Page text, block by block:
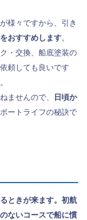
様々ですから、引き
おすすめします。
・交換、船底塗装の
頼しても良いです
ませんので、
日頃か
ートライフの秘訣で
ときが来ます。初航
ないコースで船に慣